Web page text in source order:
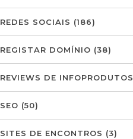
REDES SOCIAIS (186)
REGISTAR DOMÍNIO (38)
REVIEWS DE INFOPRODUTOS
SEO (50)
SITES DE ENCONTROS (3)